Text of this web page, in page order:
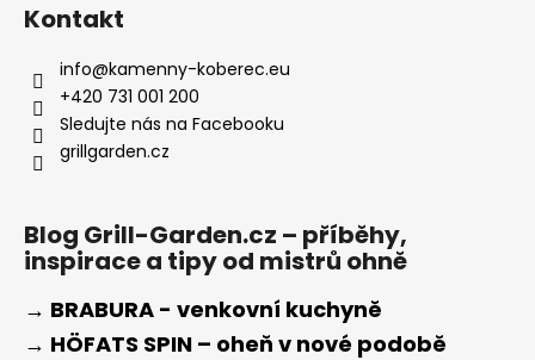
Kontakt
info@kamenny-koberec.eu
+420 731 001 200
Sledujte nás na Facebooku
grillgarden.cz
Blog Grill-Garden.cz – příběhy,
inspirace a tipy od mistrů ohně
→ BRABURA - venkovní kuchyně
→ HÖFATS SPIN – oheň v nové podobě